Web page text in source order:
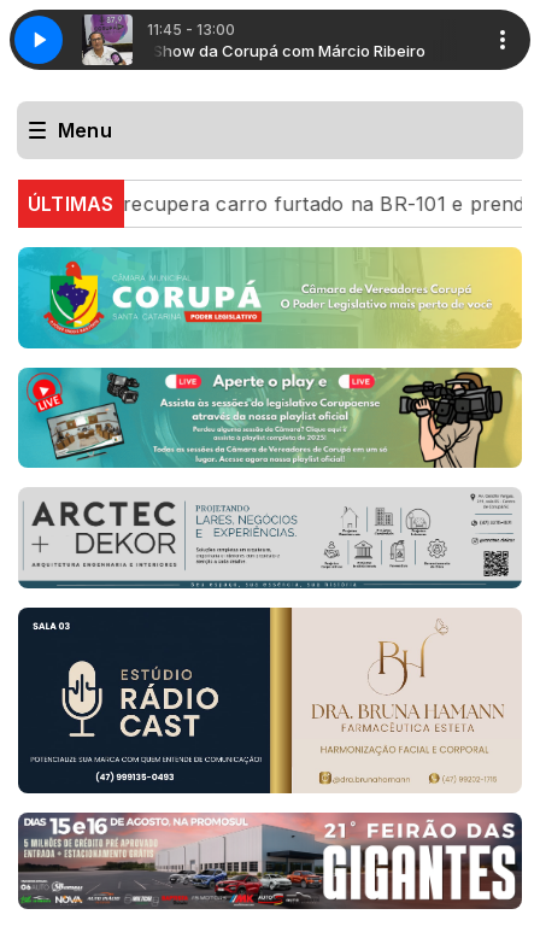
11:45 - 13:00
Ribeiro Show da Corupá com Márcio Ribeiro
Menu
ÚLTIMAS
recupera carro furtado na BR-101 e prende